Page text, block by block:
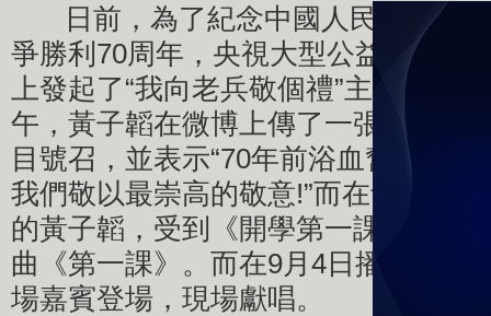
日前，為了紀念中國人民抗日戰爭
爭勝利70周年，央視大型公益節目《
上發起了“我向老兵敬個禮”主題活動
午，黃子韜在微博上傳了一張敬禮照
目號召，並表示“70年前浴血奮戰的
我們敬以最崇高的敬意!”而在青少年
的黃子韜，受到《開學第一課》特邀
曲《第一課》。而在9月4日播出的節
場嘉賓登場，現場獻唱。